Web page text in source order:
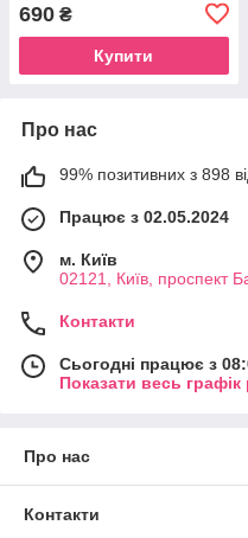
690 ₴
Купити
Про нас
99% позитивних з 898
Працює з 02.05.2024
м. Київ
02121, Київ, проспект
Контакти
Сьогодні працює з
Показати весь графік
Про нас
Контакти